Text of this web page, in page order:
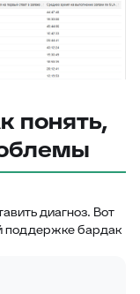
понять,
диагноз. Вот
поддержке бардак